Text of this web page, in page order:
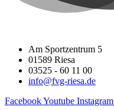
Am Sportzentrum 5
01589 Riesa
03525 - 60 11 00
info@fvg-riesa.de
FacebookYoutube Instagram